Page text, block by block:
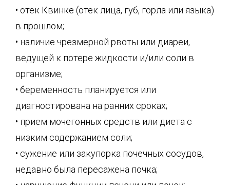
• отек Квинке (отек лица, губ, горла или языка)
в прошлом;
• наличие чрезмерной рвоты или диареи,
ведущей к потере жидкости и/или соли в
организме;
• беременность планируется или
диагностирована на ранних сроках;
• прием мочегонных средств или диета с
низким содержанием соли;
• сужение или закупорка почечных сосудов,
недавно была пересажена почка;